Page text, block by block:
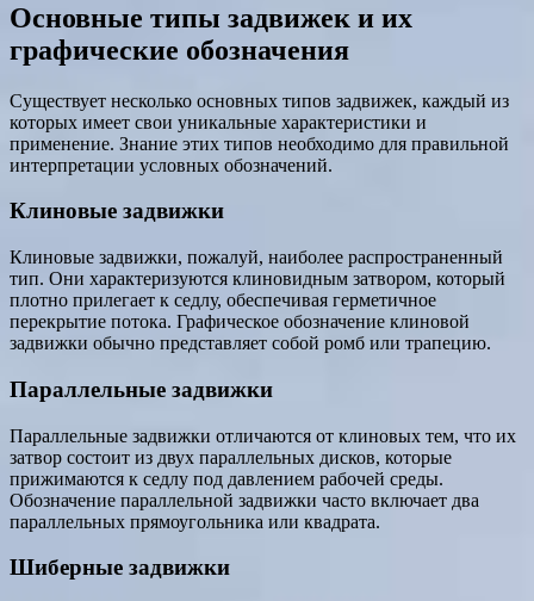
Основные типы задвижек и их
графические обозначения
Существует несколько основных типов задвижек, каждый из
которых имеет свои уникальные характеристики и
применение. Знание этих типов необходимо для правильной
интерпретации условных обозначений.
Клиновые задвижки
Клиновые задвижки, пожалуй, наиболее распространенный
тип. Они характеризуются клиновидным затвором, который
плотно прилегает к седлу, обеспечивая герметичное
перекрытие потока. Графическое обозначение клиновой
задвижки обычно представляет собой ромб или трапецию.
Параллельные задвижки
Параллельные задвижки отличаются от клиновых тем, что их
затвор состоит из двух параллельных дисков, которые
прижимаются к седлу под давлением рабочей среды.
Обозначение параллельной задвижки часто включает два
параллельных прямоугольника или квадрата.
Шиберные задвижки